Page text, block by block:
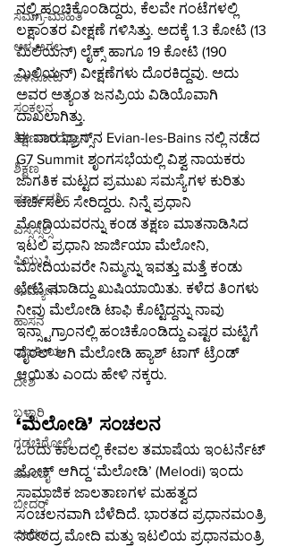
ಸಮಗ್ರ-ಮಾಹಿತಿ
ಆಳ-ಅಗಲ
ಒಳನೋಟ
ಸಂಕಲನ
ಶಿಕ್ಷಣ-ಉದ್ಯೋಗ
ಶಿಕ್ಷಣ
ಮಾರ್ಗದರ್ಶಿ
ಎಸ್ಸೆಸ್ಸೆಲ್ಸಿ
ಪಿಯುಸಿ
ಉದ್ಯೋಗ
ಹಾಸನ
ರಾಜಕೀಯ
ದೇಶ
ಬಳ್ಳಾರಿ
ಗಡಚಿರೋಲಿ
ಮುಂಬೈ
ಬೀದರ್
ಬೀದರ್
ನಲ್ಲಿ ಹಂಚಿಕೊಂಡಿದ್ದರು, ಕೆಲವೇ ಗಂಟೆಗಳಲ್ಲಿ
ಲಕ್ಷಾಂತರ ವೀಕ್ಷಣೆ ಗಳಿಸಿತ್ತು. ಅದಕ್ಕೆ 1.3 ಕೋಟಿ (13
ಮಿಲಿಯನ್) ಲೈಕ್ಸ್ ಹಾಗೂ 19 ಕೋಟಿ (190
ಮಿಲಿಯನ್) ವೀಕ್ಷಣೆಗಳು ದೊರಕಿದ್ದವು. ಅದು
ಅವರ ಅತ್ಯಂತ ಜನಪ್ರಿಯ ವಿಡಿಯೊವಾಗಿ
ದಾಖಲಾಗಿತ್ತು.
ಈ ವಾರ ಫ್ರಾನ್ಸ್‌ನ Evian-les-Bains ನಲ್ಲಿ ನಡೆದ
G7 Summit ಶೃಂಗಸಭೆಯಲ್ಲಿ ವಿಶ್ವ ನಾಯಕರು
ಜಾಗತಿಕ ಮಟ್ಟದ ಪ್ರಮುಖ ಸಮಸ್ಯೆಗಳ ಕುರಿತು
ಚರ್ಚಿಸಲು ಸೇರಿದ್ದರು. ನಿನ್ನೆ ಪ್ರಧಾನಿ
ಮೋದಿಯವರನ್ನು ಕಂಡ ತಕ್ಷಣ ಮಾತನಾಡಿಸಿದ
ಇಟಲಿ ಪ್ರಧಾನಿ ಜಾರ್ಜಿಯಾ ಮೆಲೋನಿ,
ಮೋದಿಯವರೇ ನಿಮ್ಮನ್ನು ಇವತ್ತು ಮತ್ತೆ ಕಂಡು
ಭೇಟಿ ಮಾಡಿದ್ದು ಖುಷಿಯಾಯಿತು. ಕಳೆದ ತಿಂಗಳು
ನೀವು ಮೆಲೋಡಿ ಟಾಫಿ ಕೊಟ್ಟಿದ್ದನ್ನು ನಾವು
ಇನ್ಸ್ಟಾಗ್ರಾಂನಲ್ಲಿ ಹಂಚಿಕೊಂಡಿದ್ದು ಎಷ್ಟರ ಮಟ್ಟಿಗೆ
ವೈರಲ್ ಆಗಿ ಮೆಲೋಡಿ ಹ್ಯಾಶ್ ಟಾಗ್ ಟ್ರೆಂಡ್
ಆಯಿತು ಎಂದು ಹೇಳಿ ನಕ್ಕರು.
‘ಮೆಲೋಡಿ’ ಸಂಚಲನ
ಒಂದು ಕಾಲದಲ್ಲಿ ಕೇವಲ ತಮಾಷೆಯ ಇಂಟರ್ನೆಟ್
ಜೋಕ್ ಆಗಿದ್ದ ‘ಮೆಲೋಡಿ’ (Melodi) ಇಂದು
ಸಾಮಾಜಿಕ ಜಾಲತಾಣಗಳ ಮಹತ್ವದ
ಸಂಚಲನವಾಗಿ ಬೆಳೆದಿದೆ. ಭಾರತದ ಪ್ರಧಾನಮಂತ್ರಿ
ನರೇಂದ್ರ ಮೋದಿ ಮತ್ತು ಇಟಲಿಯ ಪ್ರಧಾನಮಂತ್ರಿ